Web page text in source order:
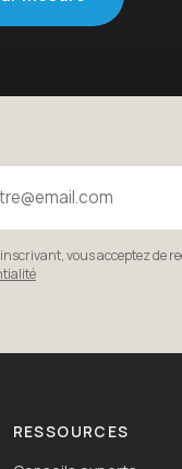
vous acceptez de
RESSOURCES